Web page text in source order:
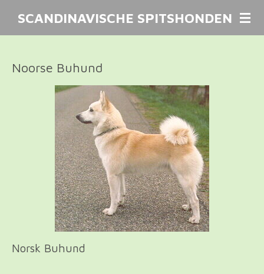
SCANDINAVISCHE SPITSHONDEN
Noorse Buhund
Norsk Buhund